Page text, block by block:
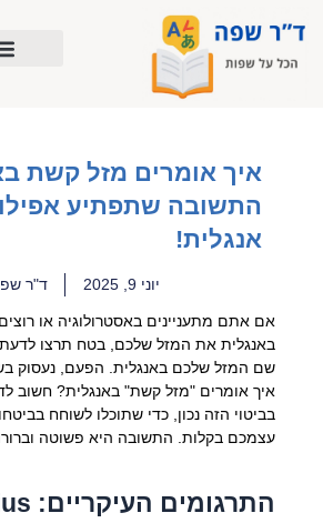
לתוכן
איך אומרים מזל קשת
התשובה שתפתיע אפילו
אנגלית!
יוני 9, 2025 ד"ר
אם אתם מתעניינים באסטרולוגיה או
באנגלית את המזל שלכם, בטח תרצו
שם המזל שלכם באנגלית. הפעם, נעסוק
איך אומרים "מזל קשת" באנגלית? חשוב
בביטוי הזה נכון, כדי שתוכלו לשוחח
עצמכם בקלות. התשובה היא פשוטה
התרגומים העיקריים: Sagittarius